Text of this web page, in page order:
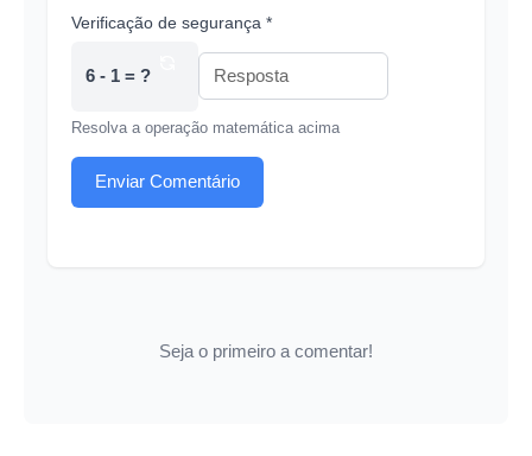
Verificação de segurança *
6 - 1 = ?
Resolva a operação matemática acima
Enviar Comentário
Seja o primeiro a comentar!